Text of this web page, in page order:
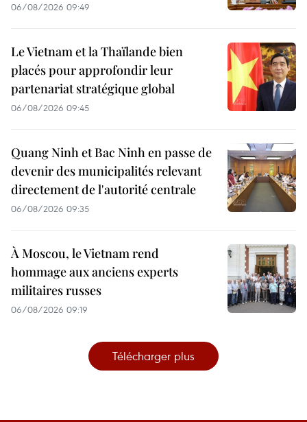
06/08/2026 09:49
Le Vietnam et la Thaïlande bien
placés pour approfondir leur
partenariat stratégique global
06/08/2026 09:45
Quang Ninh et Bac Ninh en passe de
devenir des municipalités relevant
directement de l'autorité centrale
06/08/2026 09:35
À Moscou, le Vietnam rend
hommage aux anciens experts
militaires russes
06/08/2026 09:19
Télécharger plus